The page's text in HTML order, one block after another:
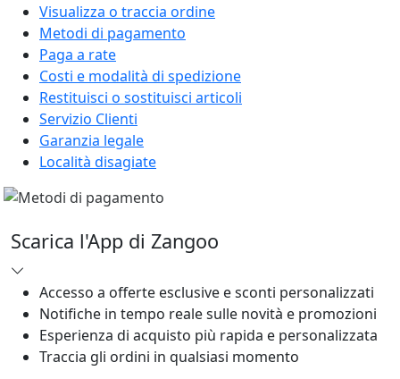
Visualizza o traccia ordine
Metodi di pagamento
Paga a rate
Costi e modalità di spedizione
Restituisci o sostituisci articoli
Servizio Clienti
Garanzia legale
Località disagiate
Scarica l'App di Zangoo
Accesso a offerte esclusive e sconti personalizzati
Notifiche in tempo reale sulle novità e promozioni
Esperienza di acquisto più rapida e personalizzata
Traccia gli ordini in qualsiasi momento